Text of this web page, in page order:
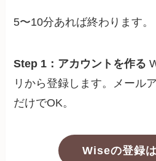
5〜10分あれば終わります。
Step 1：アカウントを作る
リから登録します。メール
だけでOK。
Wiseの登録